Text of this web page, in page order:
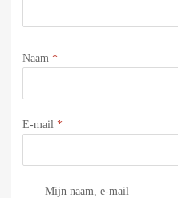
Naam *
E-mail *
Mijn naam, e-mail